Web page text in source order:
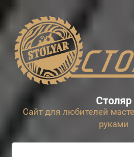
контенту
Столяр
Сайт для любителей
руками